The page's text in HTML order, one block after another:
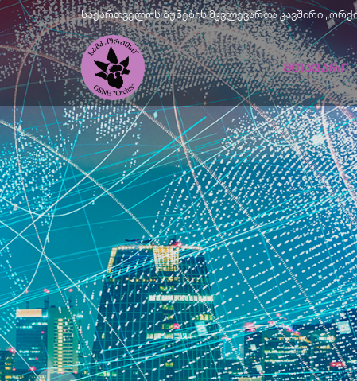
საქართველოს ბუნების მკვლევართა კავშირი
ᲛᲗᲐᲕᲐᲠᲘ
Მწვანე